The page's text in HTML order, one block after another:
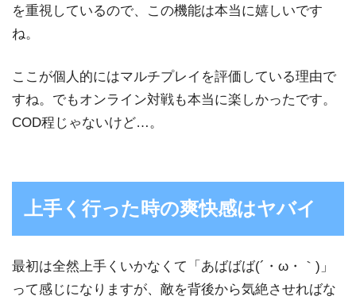
を重視しているので、この機能は本当に嬉しいです
ね。
ここが個人的にはマルチプレイを評価している理由で
すね。でもオンライン対戦も本当に楽しかったです。
COD程じゃないけど…。
上手く行った時の爽快感はヤバイ
最初は全然上手くいかなくて「あばばば(´・ω・｀)」
って感じになりますが、敵を背後から気絶させればな